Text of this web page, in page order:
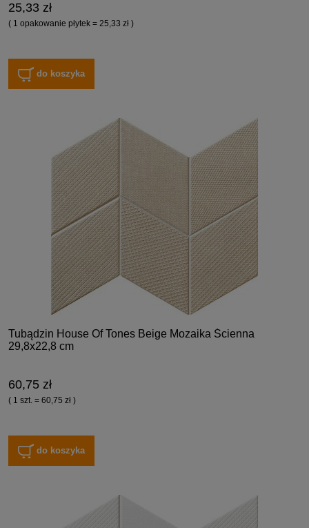
25,33 zł
( 1 opakowanie płytek = 25,33 zł )
do koszyka
Tubądzin House Of Tones Beige Mozaika Ścienna
29,8x22,8 cm
60,75 zł
( 1 szt. = 60,75 zł )
do koszyka